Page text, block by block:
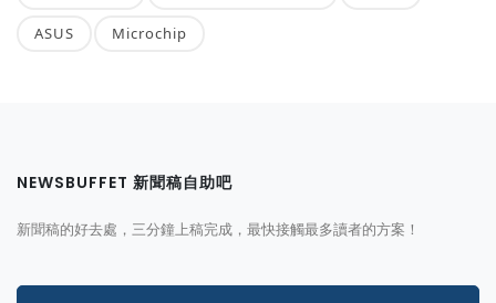
ASUS Microchip
NEWSBUFFET 新聞稿自助吧
新聞稿的好去處，三分鐘上稿完成，最快接觸最多讀者的方案！